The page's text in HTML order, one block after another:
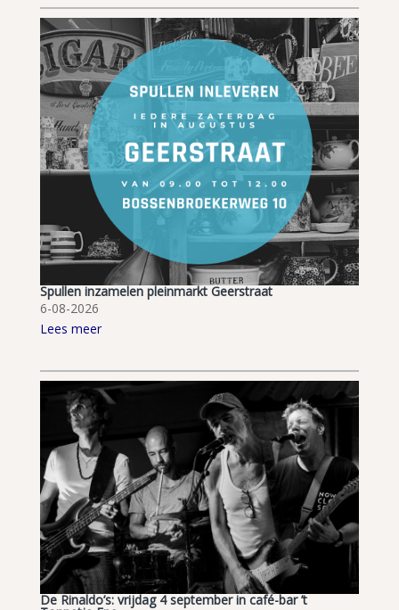
Spullen inzamelen pleinmarkt Geerstraat
6-08-2026
Lees meer
De Rinaldo’s: vrijdag 4 september in café-bar ’t